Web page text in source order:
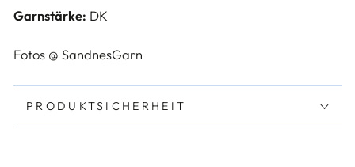
Garnstärke: DK
Fotos @ SandnesGarn
PRODUKTSICHERHEIT